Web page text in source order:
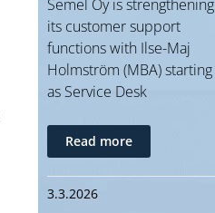
Semel Oy is strengthening
its customer support
functions with Ilse-Maj
Holmström (MBA) starting
as Service Desk
Read more
3.3.2026